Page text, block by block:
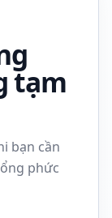
tạm
bạn cần
phức